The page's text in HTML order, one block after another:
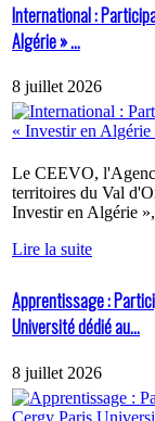
International :
Algérie » ...
8 juillet 2026
Le CEEVO,
territoires du Val
Investir en Algérie
Lire la suite
Apprentissage :
Université dédié au...
8 juillet 2026